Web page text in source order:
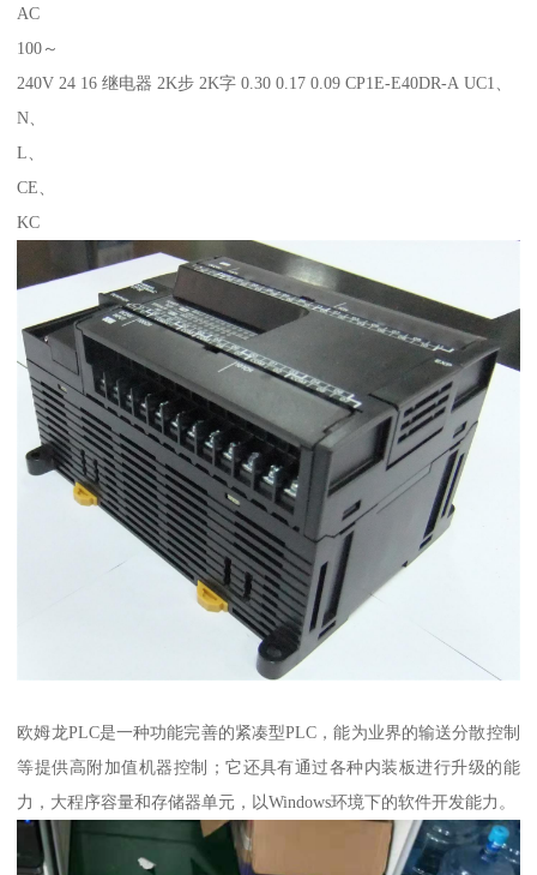
AC
100～
240V 24 16 继电器 2K步 2K字 0.30 0.17 0.09 CP1E-E40DR-A UC1、
N、
L、
CE、
KC
欧姆龙PLC是一种功能完善的紧凑型PLC，能为业界的输送分散控制
等提供高附加值机器控制；它还具有通过各种内装板进行升级的能
力，大程序容量和存储器单元，以Windows环境下的软件开发能力。